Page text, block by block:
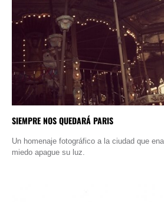
SIEMPRE NOS QUEDARÁ PARIS
Un homenaje fotográfico a la ciudad que
miedo apague su luz.